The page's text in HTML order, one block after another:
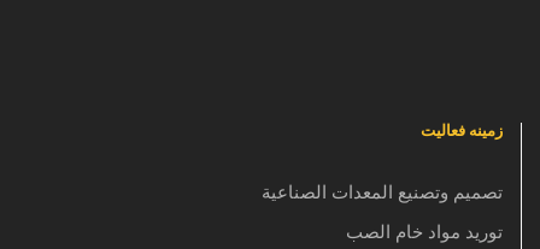
زمینه فعالیت
تصميم وتصنيع المعدات الصناعية
توريد مواد خام الصب